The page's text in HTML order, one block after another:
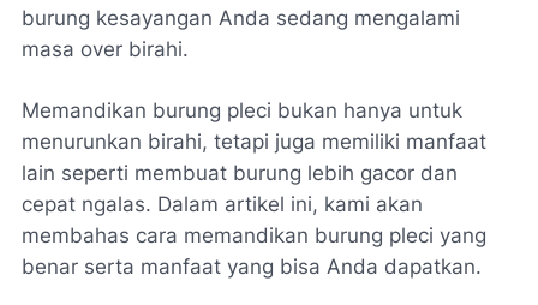
burung kesayangan Anda sedang mengalami
masa over birahi.
Memandikan burung pleci bukan hanya untuk
menurunkan birahi, tetapi juga memiliki manfaat
lain seperti membuat burung lebih gacor dan
cepat ngalas. Dalam artikel ini, kami akan
membahas cara memandikan burung pleci yang
benar serta manfaat yang bisa Anda dapatkan.